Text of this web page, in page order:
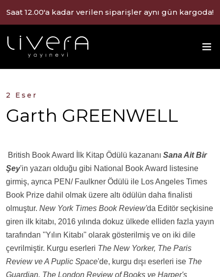
Saat 12.00'a kadar verilen siparişler aynı gün kargoda!
2 Eser
Garth GREENWELL
British Book Award İlk Kitap Ödülü kazananı Sana Ait Bir
Şey'in yazarı olduğu gibi National Book Award listesine
girmiş, ayrıca PEN/ Faulkner Ödülü ile Los Angeles Times
Book Prize dahil olmak üzere altı ödülün daha finalisti
olmuştur. New York Times Book Review'da Editör seçkisine
giren ilk kitabı, 2016 yılında dokuz ülkede elliden fazla yayın
tarafından ''Yılın Kitabı'' olarak gösterilmiş ve on iki dile
çevrilmiştir. Kurgu eserleri The New Yorker, The Paris
Review ve A Puplic Space'de, kurgu dışı eserleri ise The
Guardian, The London Review of Books ve Harper's